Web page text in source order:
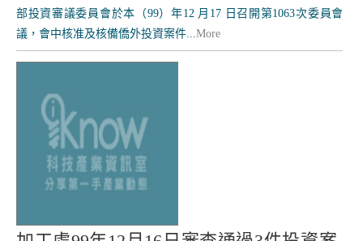
部投資審議委員會於本（99）年12 月17 日召開第1063次委員會
議，會中核准及核備僑外投資案件...More